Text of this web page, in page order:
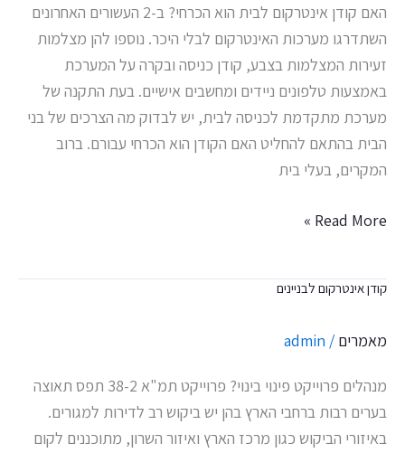
האם קודן אינטרקום לבית הוא הכרחי? ב-2 העשורים האחרונים
השתדרגו מערכות האינטרקום לבלי היכר. נוספו להן מצלמות
זעירות המצלמות בצבע, קודן כניסה ובקרה על המערכת
באמצעות טלפונים ניידים ומחשבים אישיים. בעת התקנה של
מערכת מתקדמת לכניסה לבית, יש לבדוק מה הצרכים של בני
הבית בהתאם להחליט האם הקודן הוא הכרחי עבורם. ברוב
המקרים, בעלי בית
Read More »
קודן אינטרקום לבניינים
מאמרים /
admin
מנהלים פרוייקט פינוי בינוי? פרוייקט תמ"א 38-2 תפס תאוצה
בערים רבות ברחבי הארץ בהן יש ביקוש רב לדירות למגורים.
באיזורי הביקוש כגון מרכז הארץ ואיזור השרון, מתוכננים לקום
קודן
לבניינים